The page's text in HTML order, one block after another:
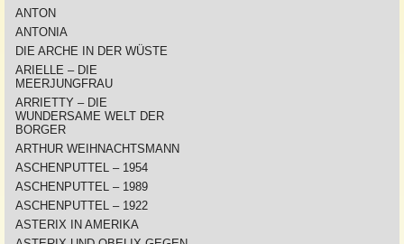
ANTON
ANTONIA
DIE ARCHE IN DER WÜSTE
ARIELLE – DIE
MEERJUNGFRAU
ARRIETTY – DIE
WUNDERSAME WELT DER
BORGER
ARTHUR WEIHNACHTSMANN
ASCHENPUTTEL – 1954
ASCHENPUTTEL – 1989
ASCHENPUTTEL – 1922
ASTERIX IN AMERIKA